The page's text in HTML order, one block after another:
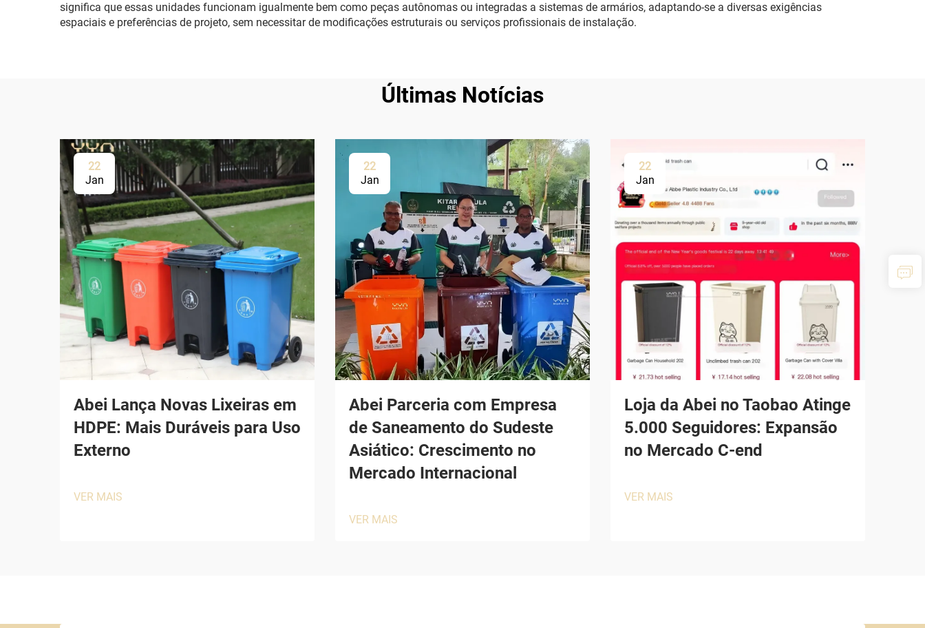
significa que essas unidades funcionam igualmente bem como peças autônomas ou integradas a sistemas de armários, adaptando-se a diversas exigências
espaciais e preferências de projeto, sem necessitar de modificações estruturais ou serviços profissionais de instalação.
Últimas Notícias
22
Jan
Abei Lança Novas Lixeiras em
HDPE: Mais Duráveis para Uso
Externo
VER MAIS
22
Jan
Abei Parceria com Empresa
de Saneamento do Sudeste
Asiático: Crescimento no
Mercado Internacional
VER MAIS
22
Jan
Loja da Abei no Taobao Atinge
5.000 Seguidores: Expansão
no Mercado C-end
VER MAIS